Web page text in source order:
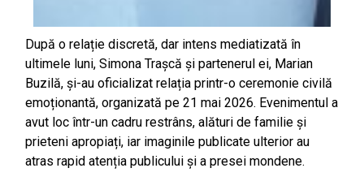
După o relație discretă, dar intens mediatizată în
ultimele luni, Simona Trașcă și partenerul ei, Marian
Buzilă, și-au oficializat relația printr-o ceremonie civilă
emoționantă, organizată pe 21 mai 2026. Evenimentul a
avut loc într-un cadru restrâns, alături de familie și
prieteni apropiați, iar imaginile publicate ulterior au
atras rapid atenția publicului și a presei mondene.